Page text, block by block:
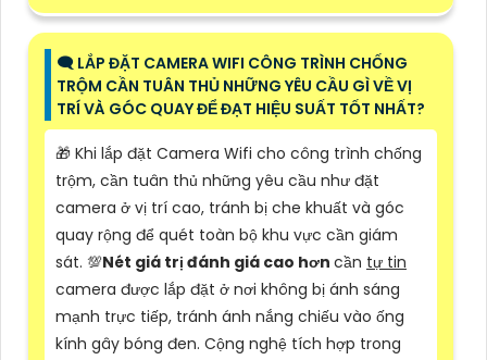
🗨️ LẮP ĐẶT CAMERA WIFI CÔNG TRÌNH CHỐNG
TRỘM CẦN TUÂN THỦ NHỮNG YÊU CẦU GÌ VỀ VỊ
TRÍ VÀ GÓC QUAY ĐỂ ĐẠT HIỆU SUẤT TỐT NHẤT?
🎁 Khi lắp đặt Camera Wifi cho công trình chống
trộm, cần tuân thủ những yêu cầu như đặt
camera ở vị trí cao, tránh bị che khuất và góc
quay rộng để quét toàn bộ khu vực cần giám
sát. 💯Nét giá trị đánh giá cao hơn cần tự tin
camera được lắp đặt ở nơi không bị ánh sáng
mạnh trực tiếp, tránh ánh nắng chiếu vào ống
kính gây bóng đen. Cộng nghệ tích hợp trong